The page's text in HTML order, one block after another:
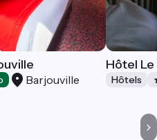
Barjouville
Hôtel
Hôtels